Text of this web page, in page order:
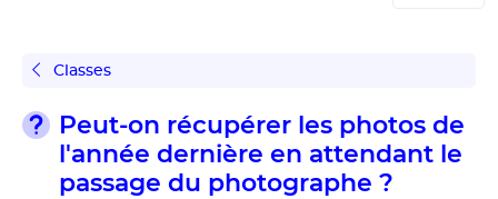
Classes
Peut-on récupérer les photos de
l'année dernière en attendant le
passage du photographe ?